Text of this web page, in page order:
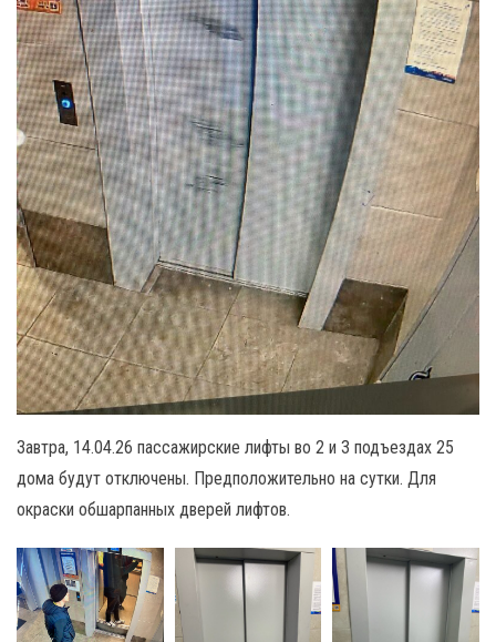
Завтра, 14.04.26 пассажирские лифты во 2 и 3 подъездах 25
дома будут отключены. Предположительно на сутки. Для
окраски обшарпанных дверей лифтов.